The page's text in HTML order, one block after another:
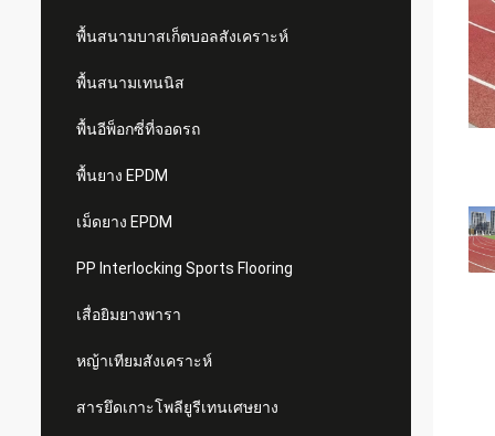
พื้นสนามบาสเก็ตบอลสังเคราะห์
พื้นสนามเทนนิส
พื้นอีพ็อกซี่ที่จอดรถ
พื้นยาง EPDM
เม็ดยาง EPDM
PP Interlocking Sports Flooring
เสื่อยิมยางพารา
หญ้าเทียมสังเคราะห์
สารยึดเกาะโพลียูรีเทนเศษยาง